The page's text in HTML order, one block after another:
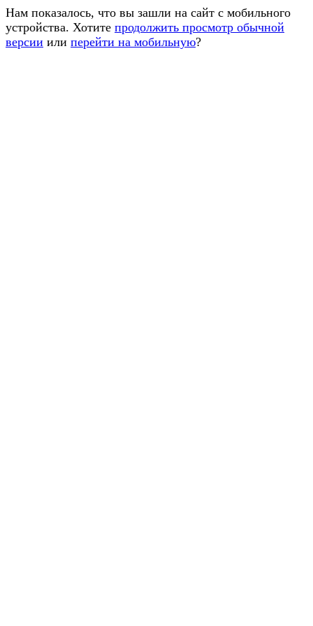
Нам показалось, что вы зашли на сайт с мобильного
устройства. Хотите продолжить просмотр обычной
версии или перейти на мобильную?